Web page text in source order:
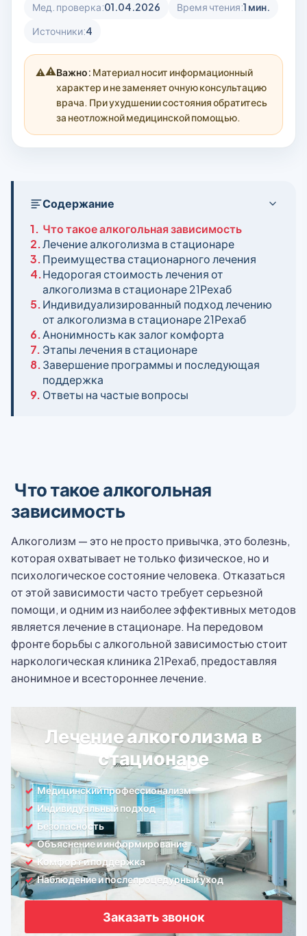
Мед. проверка:01.04.2026 Время чтения:1 мин.
Источники:4
⚠️Важно: Материал носит информационный
характер и не заменяет очную консультацию
врача. При ухудшении состояния обратитесь
за неотложной медицинской помощью.
Содержание
1. Что такое алкогольная зависимость
2.Лечение алкоголизма в стационаре
3.Преимущества стационарного лечения
4.Недорогая стоимость лечения от
алкоголизма в стационаре 21Рехаб
5.Индивидуализированный подход лечению
от алкоголизма в стационаре 21Рехаб
6.Анонимность как залог комфорта
7. Этапы лечения в стационаре
8.Завершение программы и последующая
поддержка
9. Ответы на частые вопросы
Что такое алкогольная
зависимость
Алкоголизм — это не просто привычка, это болезнь,
которая охватывает не только физическое, но и
психологическое состояние человека. Отказаться
от этой зависимости часто требует серьезной
помощи, и одним из наиболее эффективных методов
является лечение в стационаре. На передовом
фронте борьбы с алкогольной зависимостью стоит
наркологическая клиника 21Рехаб, предоставляя
анонимное и всестороннее лечение.
Лечение алкоголизма в
стационаре
Медицинский профессионализм
Индивидуальный подход
Безопасность
Объяснение и информирование
Комфорт и поддержка
Наблюдение и послепроцедурный уход
Заказать звонок